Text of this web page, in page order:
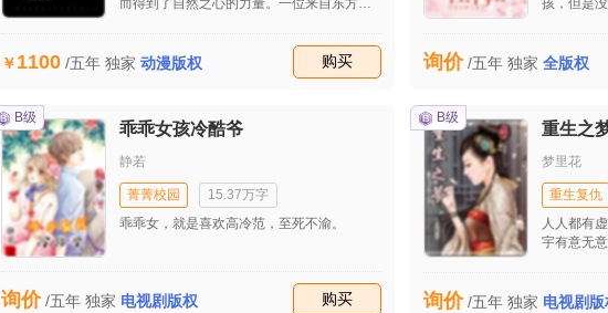
而得到了自然之心的力量。一位来自东方的
了一名血奴。一位银发哥特小萝莉装扮的堕
天使，因吸血鬼主人的差遣，来到了主角的
紧的捆在了一起！来自各个位面的强者，对
于主角的身怀异宝的贪婪与抢夺！来自小萝
莉生世背后的惊天大秘密而引来的神魔两大
势力的协同大追杀！他们又该如何逃脱出这
命运的迷宫了
1100 /五年 独家 动漫版权 购买
孩，但是
起人生。
样，接受
灾难便已
边，想到
前妻，大
的丈夫，
的朋友付
一切的一
了救何悦
新出发继
询价 /五年 独家 全版权
B级
乖乖女孩冷酷爷
静若
菁菁校园
15.37万字
乖乖女，就是喜欢高冷范，至死不渝。
询价 /五年 独家 电视剧版权 购买
B级
重生之
梦里花
重生复仇
人人都有
宇有意无
的。所以
询价 /五年 独家 电视剧版